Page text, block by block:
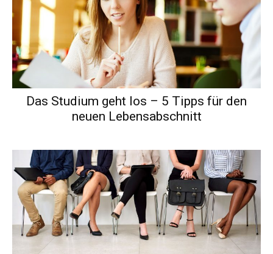
Das Studium geht los – 5 Tipps für den
neuen Lebensabschnitt